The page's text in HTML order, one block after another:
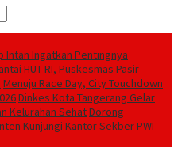
Intan Ingatkan Pentingnya
HUT RI, Puskesmas Pasir
Menuju Race Day, City Touchdown
Dinkes Kota Tangerang Gelar
Kelurahan SehatDorong
Kunjungi Kantor Sekber PWI